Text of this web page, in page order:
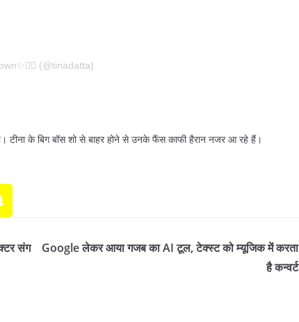
(@tinadatta)
टीना के बिग बॉस शो से बाहर होने से उनके फैंस काफी हैरान नजर आ रहे हैं।
संग
Google लेकर आया गजब का AI टूल, टेक्स्ट को म्यूजिक में करता
है कन्वर्ट